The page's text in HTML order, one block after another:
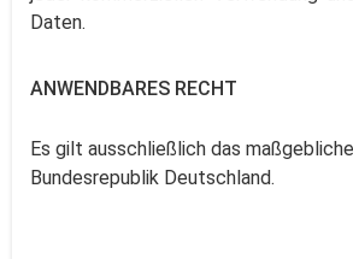
Daten.
ANWENDBARES RECHT
Es gilt ausschließlich das
Bundesrepublik Deutschland.